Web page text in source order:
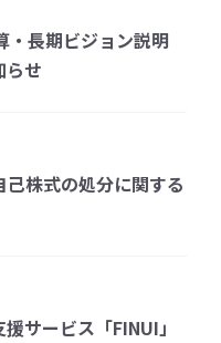
・長期ビジョン説明
せ
株式の処分に関する
サービス「FINUI」